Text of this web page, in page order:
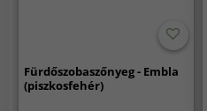
Fürdőszobaszőnyeg - Embla
(piszkosfehér)